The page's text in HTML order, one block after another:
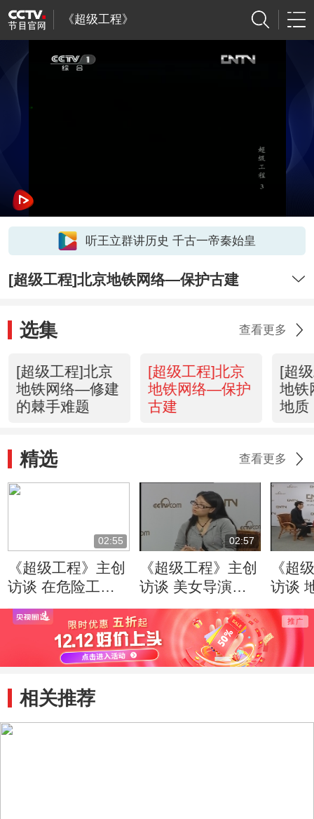
《超级工程》
听王立群讲历史 千古一帝秦始皇
[超级工程]北京地铁网络—保护古建
选集 查看更多
[超级工程]北京
地铁网络—修建
的棘手难题
[超级工程]北京
地铁网络—保护
古建
[超
地
地质
精选 查看更多
02:55
《超级工程》主创
访谈 在危险工地
上正常拍摄
02:57
《超级工程》主创
访谈 美女导演讲
述上海中心大厦的
创作初衷
《超
访谈 地铁线路间
最危
相关推荐